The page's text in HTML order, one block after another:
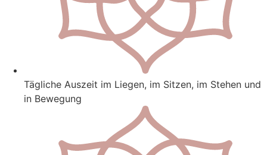
Tägliche Auszeit im Liegen, im Sitzen, im Stehen und
in Bewegung